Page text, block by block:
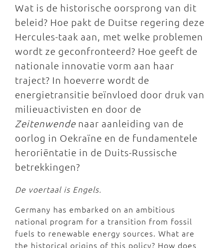
Wat is de historische oorsprong van dit
beleid? Hoe pakt de Duitse regering deze
Hercules-taak aan, met welke problemen
wordt ze geconfronteerd? Hoe geeft de
nationale innovatie vorm aan haar
traject? In hoeverre wordt de
energietransitie beïnvloed door druk van
milieuactivisten en door de
Zeitenwende naar aanleiding van de
oorlog in Oekraïne en de fundamentele
heroriëntatie in de Duits-Russische
betrekkingen?
De voertaal is Engels.
Germany has embarked on an ambitious
national program for a transition from fossil
fuels to renewable energy sources. What are
the historical origins of this policy? How does